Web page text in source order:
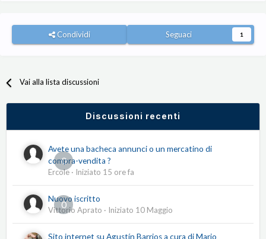
Condividi Seguaci 1
Vai alla lista discussioni
Discussioni recenti
0
Avete una bacheca annunci o un mercatino di
compra-vendita ?
Ercole · Iniziato 15 ore fa
0
Nuovo iscritto
Vittorio Aprato · Iniziato 10 Maggio
Sito internet su Agustín Barrios a cura di Mario